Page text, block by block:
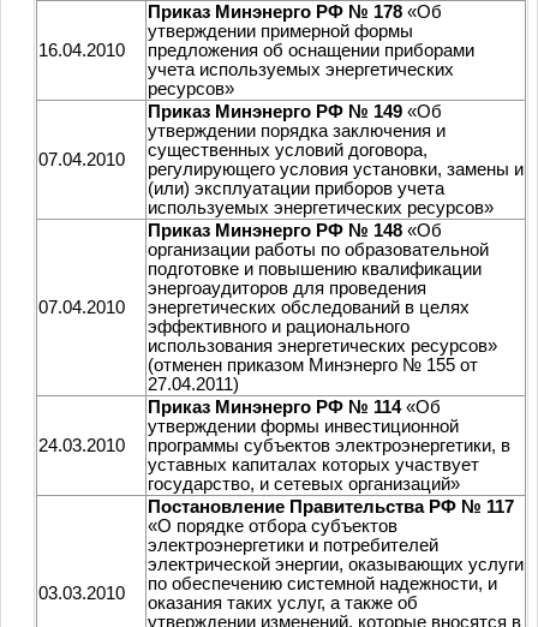
16.04.2010
Приказ Минэнерго РФ № 178 «Об
утверждении примерной формы
предложения об оснащении приборами
учета используемых энергетических
ресурсов»
07.04.2010
Приказ Минэнерго РФ № 149 «Об
утверждении порядка заключения и
существенных условий договора,
регулирующего условия установки, замены и
(или) эксплуатации приборов учета
используемых энергетических ресурсов»
07.04.2010
Приказ Минэнерго РФ № 148 «Об
организации работы по образовательной
подготовке и повышению квалификации
энергоаудиторов для проведения
энергетических обследований в целях
эффективного и рационального
использования энергетических ресурсов»
(отменен приказом Минэнерго № 155 от
27.04.2011)
24.03.2010
Приказ Минэнерго РФ № 114«Об
утверждении формы инвестиционной
программы субъектов электроэнергетики, в
уставных капиталах которых участвует
государство, и сетевых организаций»
03.03.2010
Постановление Правительства РФ № 117
«О порядке отбора субъектов
электроэнергетики и потребителей
электрической энергии, оказывающих услуги
по обеспечению системной надежности, и
оказания таких услуг, а также об
утверждении изменений, которые вносятся в